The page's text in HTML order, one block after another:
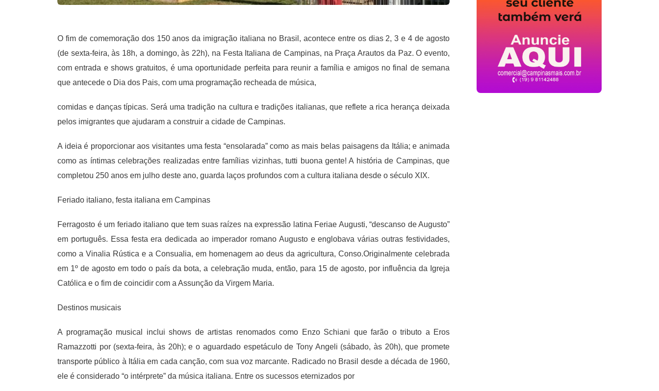
O fim de comemoração dos 150 anos da imigração italiana no Brasil, acontece entre os dias 2, 3 e 4 de agosto
(de sexta-feira, às 18h, a domingo, às 22h), na Festa Italiana de Campinas, na Praça Arautos da Paz. O evento,
com entrada e shows gratuitos, é uma oportunidade perfeita para reunir a família e amigos no final de semana
que antecede o Dia dos Pais, com uma programação recheada de música,
comidas e danças típicas. Será uma tradição na cultura e tradições italianas, que reflete a rica herança deixada
pelos imigrantes que ajudaram a construir a cidade de Campinas.
A ideia é proporcionar aos visitantes uma festa “ensolarada” como as mais belas paisagens da Itália; e animada
como as íntimas celebrações realizadas entre famílias vizinhas, tutti buona gente! A história de Campinas, que
completou 250 anos em julho deste ano, guarda laços profundos com a cultura italiana desde o século XIX.
Feriado italiano, festa italiana em Campinas
Ferragosto é um feriado italiano que tem suas raízes na expressão latina Feriae Augusti, “descanso de Augusto”
em português. Essa festa era dedicada ao imperador romano Augusto e englobava várias outras festividades,
como a Vinalia Rústica e a Consualia, em homenagem ao deus da agricultura, Conso.Originalmente celebrada
em 1º de agosto em todo o país da bota, a celebração muda, então, para 15 de agosto, por influência da Igreja
Católica e o fim de coincidir com a Assunção da Virgem Maria.
Destinos musicais
A programação musical inclui shows de artistas renomados como Enzo Schiani que farão o tributo a Eros
Ramazzotti por (sexta-feira, às 20h); e o aguardado espetáculo de Tony Angeli (sábado, às 20h), que promete
transporte público à Itália em cada canção, com sua voz marcante. Radicado no Brasil desde a década de 1960,
ele é considerado “o intérprete” da música italiana. Entre os sucessos eternizados por